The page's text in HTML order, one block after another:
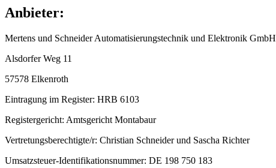
Anbieter:
Mertens und Schneider Automatisierungstechnik und Elektronik GmbH
Alsdorfer Weg 11
57578 Elkenroth
Eintragung im Register: HRB 6103
Registergericht: Amtsgericht Montabaur
Vertretungsberechtigte/r: Christian Schneider und Sascha Richter
Umsatzsteuer-Identifikationsnummer: DE 198 750 183